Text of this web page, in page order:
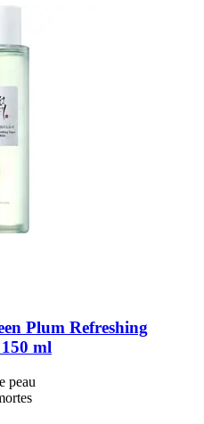
Plum Refreshing
ml
peau